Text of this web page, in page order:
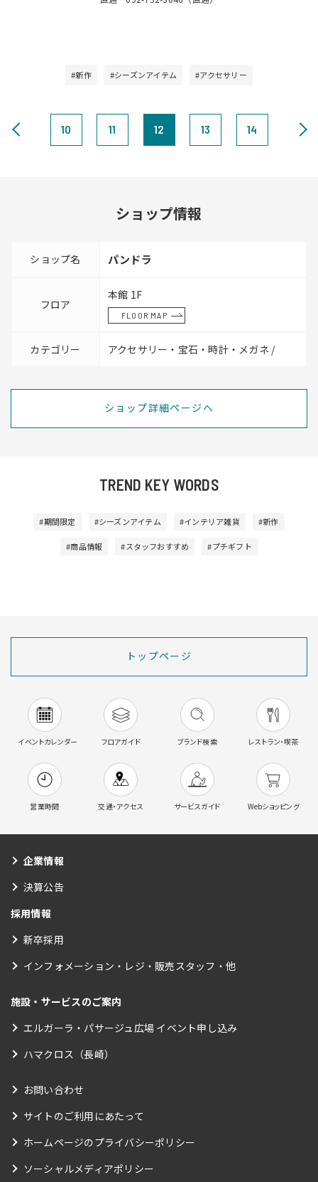
#新作 #シーズンアイテム #アクセサリー
10 11 12 13 14
ショップ情報
ショップ名 パンドラ
フロア
本館 1F
FLOOR MAP
カテゴリー アクセサリー・宝石・時計・メガネ /
ショップ詳細ページへ
TREND KEY WORDS
#期間限定 #シーズンアイテム #インテリア雑貨 #新作
#商品情報 #スタッフおすすめ #プチギフト
トップページ
イベントカレンダー フロアガイド ブランド検索 レストラン・喫茶
営業時間 交通・アクセス サービスガイド Webショッピング
企業情報
決算公告
採用情報
新卒採用
インフォメーション・レジ・販売スタッフ・他
施設・サービスのご案内
エルガーラ・パサージュ広場 イベント申し込み
ハマクロス（長崎）
お問い合わせ
サイトのご利用にあたって
ホームページのプライバシーポリシー
ソーシャルメディアポリシー